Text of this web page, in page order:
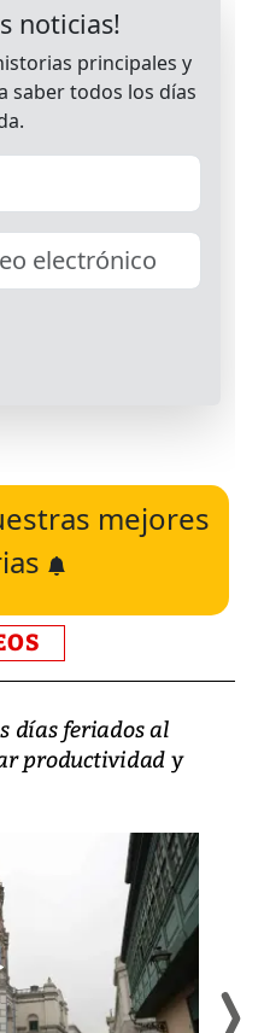
mejores
días feriados al
productividad y